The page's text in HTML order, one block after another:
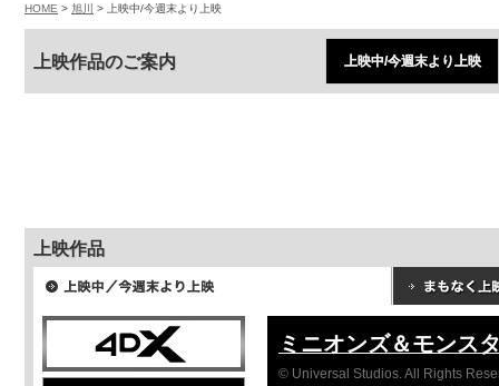
HOME > 旭川 > 上映中/今週末より上映
上映作品のご案内 上映中/今週末より上映
上映作品
ミニオンズ＆モンス
© Universal Studios. All Rights